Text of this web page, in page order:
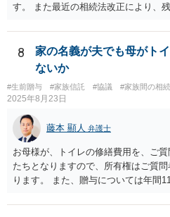
す。 また最近の相続法改正により、
で、その制度を活用する方法も考え
視野に入れておられる場合は、お近
弁護士にご相談なさるとよいでしょう
8
家の名義が夫でも母がト
ないか
#生前贈与 #家族信託 #協議 #家族間の相
2025年8月23日
藤本 顯人 弁護士
お母様が、トイレの修繕費用を、ご
たちとなりますので、所有権はご質
ります。 また、贈与については年間